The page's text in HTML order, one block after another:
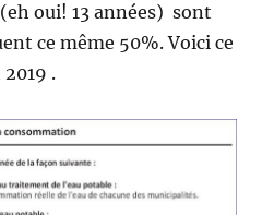
oui! 13 années) sont
ce même 50%. Voici ce
.